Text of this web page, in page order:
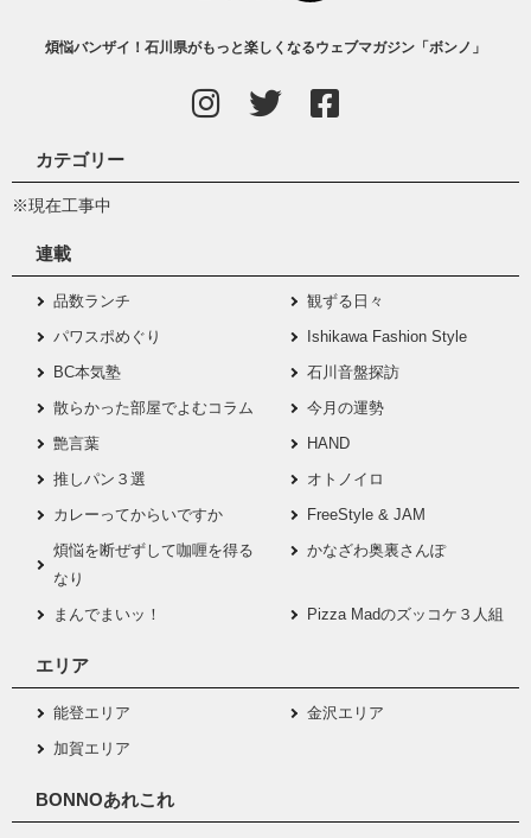
煩悩バンザイ！石川県がもっと楽しくなるウェブマガジン「ボンノ」
カテゴリー
※現在工事中
連載
品数ランチ
観ずる日々
パワスポめぐり
Ishikawa Fashion Style
BC本気塾
石川音盤探訪
散らかった部屋でよむコラム
今月の運勢
艶言葉
HAND
推しパン３選
オトノイロ
カレーってからいですか
FreeStyle & JAM
煩悩を断ぜずして咖喱を得る
なり
かなざわ奥裏さんぽ
まんでまいッ！ Pizza Madのズッコケ３人組
エリア
能登エリア
金沢エリア
加賀エリア
BONNOあれこれ